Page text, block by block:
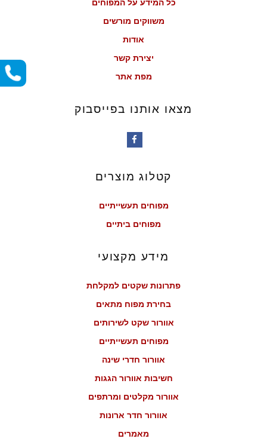
כל המידע על המפוחים
משווקים מורשים
אודות
יצירת קשר
מפת אתר
מצאו אותנו בפייסבוק
קטלוג מוצרים
מפוחים תעשייתיים
מפוחים ביתיים
מידע מקצועי
פתרונות שקטים למקלחת
בחירת מפוח מתאים
אוורור שקט לשירותים
מפוחים תעשייתיים
אוורור חדרי שינה
חשיבות אוורור הגגות
אוורור מקלטים ומרתפים
אוורור חדר ארונות
מאמרים